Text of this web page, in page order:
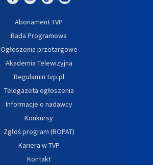
Abonament TVP
Rada Programowa
Ogłoszenia przetargowe
Akademia Telewizyjna
Regulamin tvp.pl
Telegazeta ogłoszenia
Informacje o nadawcy
Konkursy
Zgłoś program (ROPAT)
Kariera w TVP
Kontakt